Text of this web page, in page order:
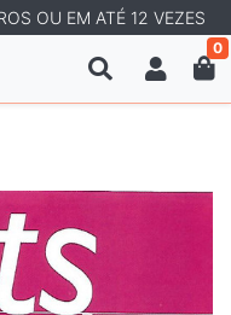
OU EM ATÉ 12 VEZES
0